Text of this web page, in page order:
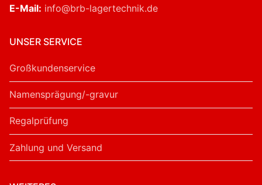
E-Mail: info@brb-lagertechnik.de
UNSER SERVICE
Großkundenservice
Namensprägung/-gravur
Regalprüfung
Zahlung und Versand